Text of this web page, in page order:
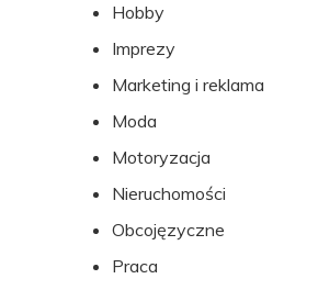
Hobby
Imprezy
Marketing i reklama
Moda
Motoryzacja
Nieruchomości
Obcojęzyczne
Praca